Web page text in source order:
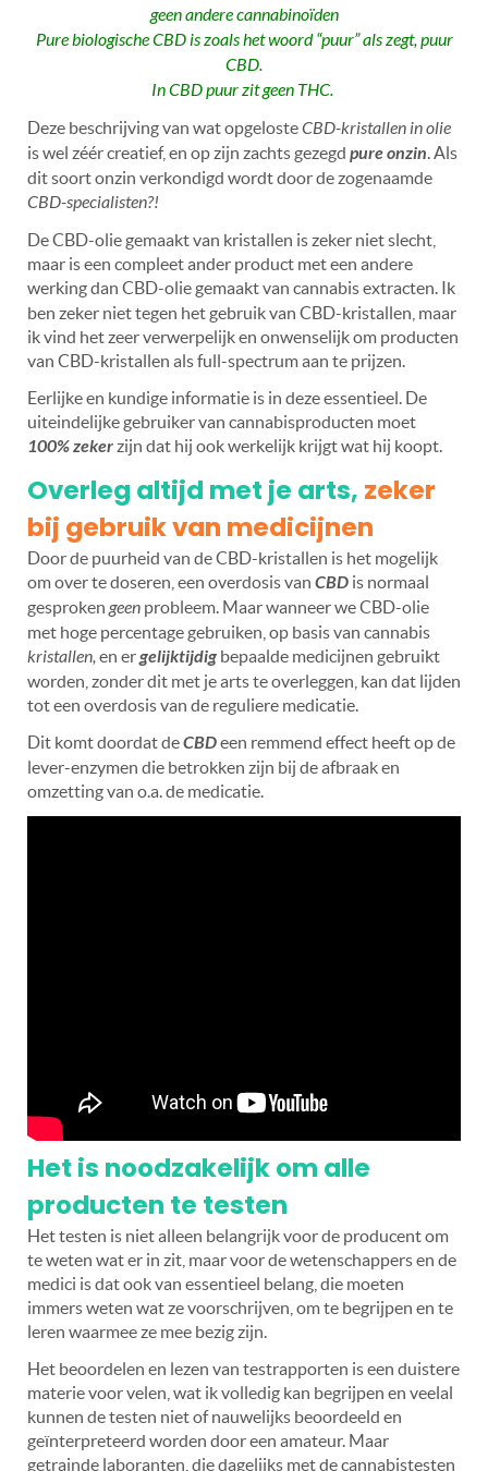
geen andere cannabinoïden
Pure biologische CBD is zoals het woord“puur” als zegt, puur
CBD.
In CBD puur zit geen THC.
Deze beschrijving van wat opgelosteCBD-kristallen in olie
is wel zéér creatief, en op zijn zachts gezegd pure onzin. Als
dit soort onzin verkondigd wordt door de zogenaamde
CBD-specialisten?!
De CBD-olie gemaakt van kristallen is zeker niet slecht,
maar is een compleet ander product met een andere
werking dan CBD-olie gemaakt van cannabis extracten. Ik
ben zeker niet tegen het gebruik van CBD-kristallen, maar
ik vind het zeer verwerpelijk en onwenselijk om producten
van CBD-kristallen als full-spectrum aan te prijzen.
Eerlijke en kundige informatie is in deze essentieel. De
uiteindelijke gebruiker van cannabisproducten moet
100% zekerzijn dat hij ook werkelijk krijgt wat hij koopt.
Overleg altijd met je arts, zeker
bij gebruik van medicijnen
Door de puurheid van de CBD-kristallen is het mogelijk
om over te doseren, een overdosis van CBD is normaal
gesproken geen probleem. Maar wanneer we CBD-olie
met hoge percentage gebruiken, op basis van cannabis
kristallen, en ergelijktijdig bepaalde medicijnen gebruikt
worden, zonder dit met je arts te overleggen, kan dat lijden
tot een overdosis van de reguliere medicatie.
Dit komt doordat deCBDeen remmend effect heeft op de
lever-enzymen die betrokken zijn bij de afbraak en
omzetting van o.a. de medicatie.
Het is noodzakelijk om alle
producten te testen
Het testen is niet alleen belangrijk voor de producent om
te weten wat er in zit, maar voor de wetenschappers en de
medici is dat ook van essentieel belang, die moeten
immers weten wat ze voorschrijven, om te begrijpen en te
leren waarmee ze mee bezig zijn.
Het beoordelen en lezen van testrapporten is een duistere
materie voor velen, wat ik volledig kan begrijpen en veelal
kunnen de testen niet of nauwelijks beoordeeld en
geïnterpreteerd worden door een amateur. Maar
getrainde laboranten, die dagelijks met de cannabistesten